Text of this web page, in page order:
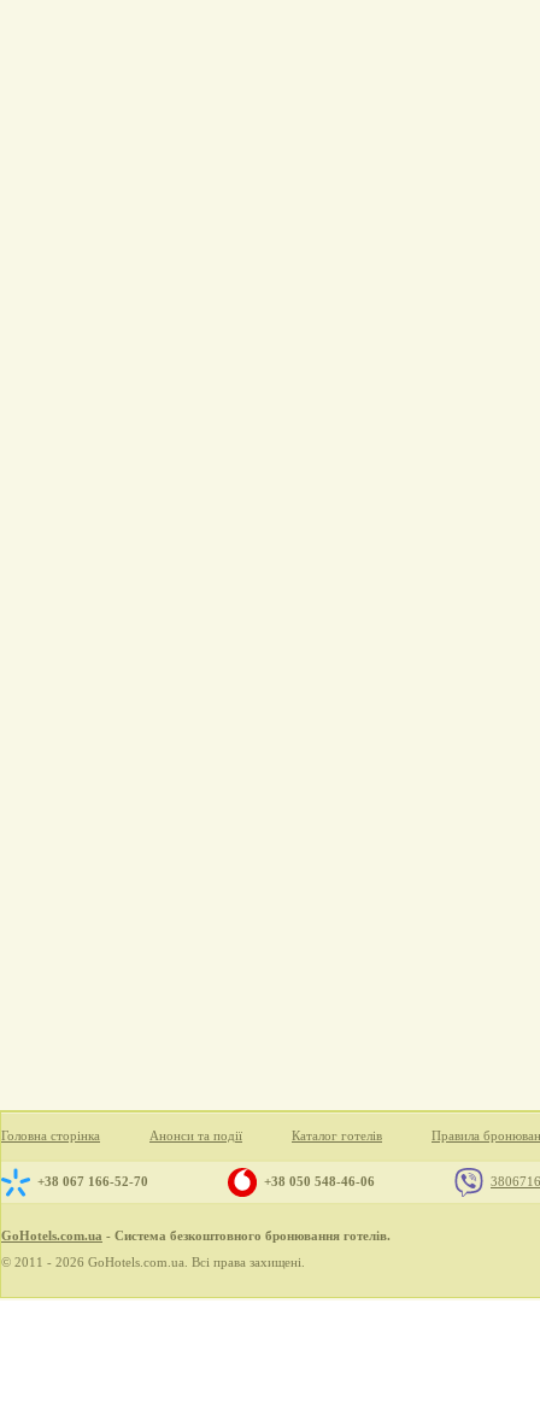
Головна сторінка Анонси та події Каталог готелів Правила
+38 067 166-52-70 +38 050 548-46-06
GoHotels.com.ua - Система безкоштовного бронювання готелів.
© 2011 - 2026 GoHotels.com.ua. Всі права захищені.